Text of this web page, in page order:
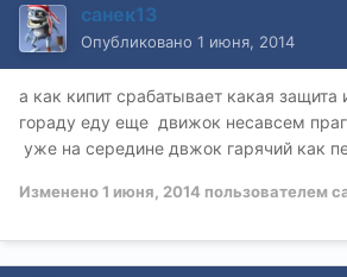
санек13
Опубликовано 1 июня, 2014
а как кипит срабатывает какая защита
гораду еду еще движок несавсем
уже на середине двжок гарячий как
Изменено1 июня, 2014 пользователем